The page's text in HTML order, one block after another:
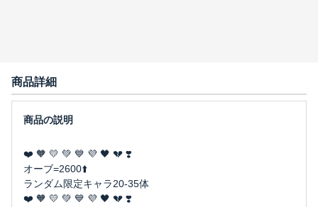
商品詳細
❤️ 🧡 💛 💚 💙 💜 🖤 💔 ❣️
オーブ=2600⬆️
ランダム限定キャラ20-35体
❤️ 🧡 💛 💚 💙 💜 🖤 💔 ❣️